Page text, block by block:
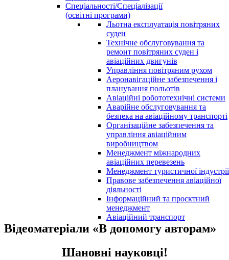
Спеціальності/Спеціалізації
(освітні програми)
Льотна експлуатація повітряних
суден
Технічне обслуговування та
ремонт повітряних суден і
авіаційних двигунів
Управління повітряним рухом
Аеронавігаційне забезпечення і
планування польотів
Авіаційні робототехнічні системи
Аварійне обслуговування та
безпека на авіаційному транспорті
Організаційне забезпечення та
управління авіаційним
виробництвом
Менеджмент міжнародних
авіаційних перевезень
Менеджмент туристичної індустрії
Правове забезпечення авіаційної
діяльності
Інформаційний та проєктний
менеджмент
Авіаційний транспорт
Відеоматеріали «В допомогу авторам»
Шановні науковці!